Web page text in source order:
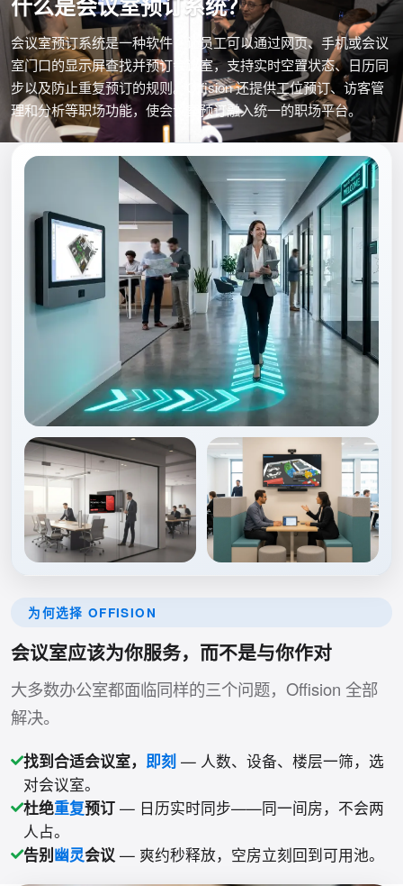
什么是会议室预订系统？
会议室预订系统是一种软件，让员工可以通过网页、手机或会议
室门口的显示屏查找并预订会议室，支持实时空置状态、日历同
步以及防止重复预订的规则。Offision 还提供工位预订、访客管
理和分析等职场功能，使会议室预订融入统一的职场平台。
为何选择 OFFISION
会议室应该为你服务，而不是与你作对
大多数办公室都面临同样的三个问题，Offision 全部
解决。
找到合适会议室， 即刻 — 人数、设备、楼层一筛，选
对会议室。
杜绝重复预订 — 日历实时同步——同一间房，不会两
人占。
告别幽灵会议 — 爽约秒释放，空房立刻回到可用池。